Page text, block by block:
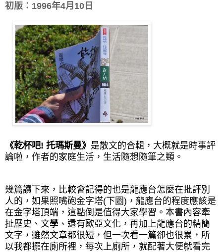
初版：1996年4月10日
《乾杯吧! 托瑪斯曼》 是散文的合輯，大概就是時事評
論啦，作者的家庭生活，生活隨想隨筆之類。
幾篇讀下來，比較會記得的也是龍應台怎麼在批評別
人的，如果照嘴砲金字塔(下圖)，龍應台的程度應該是
在金字塔頂端，這點倒是值得大家學習。本書內容牽
扯歷史、文學、還有歐亞文化，再加上龍應台的精簡
文字，雖然文章都很短，但一次看一篇卻也很累，所
以我都擺在廁所裡，每次上廁所，就配著大便就看完